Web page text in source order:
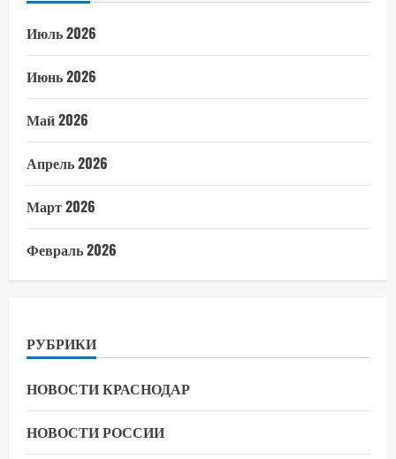
Июль 2026
Июнь 2026
Май 2026
Апрель 2026
Март 2026
Февраль 2026
РУБРИКИ
НОВОСТИ КРАСНОДАР
НОВОСТИ РОССИИ